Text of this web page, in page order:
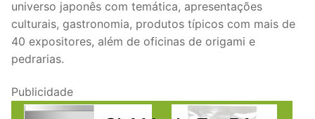
universo japonês com temática, apresentações
culturais, gastronomia, produtos típicos com mais de
40 expositores, além de oficinas de origami e
pedrarias.
Publicidade